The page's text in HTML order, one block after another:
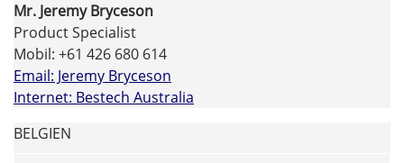
Mr. Jeremy Bryceson
Product Specialist
Mobil: +61 426 680 614
Email: Jeremy Bryceson
Internet: Bestech Australia
BELGIEN